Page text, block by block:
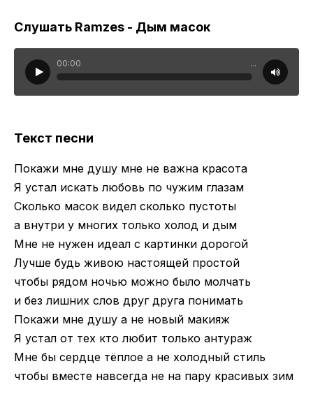
Слушать Ramzes - Дым масок
00:00 ...
Текст песни
Покажи мне душу мне не важна красота
Я устал искать любовь по чужим глазам
Сколько масок видел сколько пустоты
а внутри у многих только холод и дым
Мне не нужен идеал с картинки дорогой
Лучше будь живою настоящей простой
чтобы рядом ночью можно было молчать
и без лишних слов друг друга понимать
Покажи мне душу а не новый макияж
Я устал от тех кто любит только антураж
Мне бы сердце тёплое а не холодный стиль
чтобы вместе навсегда не на пару красивых зим